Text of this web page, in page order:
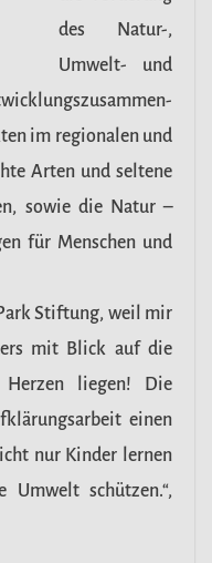
des Natur-,
Umwelt- und
im regionalen und
Arten und seltene
sowie die Natur –
für Menschen und
Stiftung, weil mir
mit Blick auf die
liegen! Die
einen
nur Kinder lernen
schützen.“,